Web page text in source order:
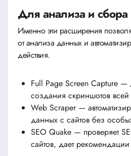
Для анализа и
Именно эти расширения
от анализа данных и
действия.
Full Page Screen Capture —
создания скриншотов
Web Scraper —
данных с сайтов без
SEO Quake — проверяет
сайтов, дает